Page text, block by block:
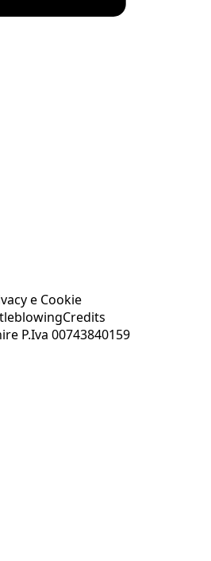
e Cookie
Credits
P.Iva 00743840159